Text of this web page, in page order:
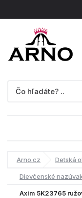
Arno.cz Detská
Dievčenské
Axim 5K23765